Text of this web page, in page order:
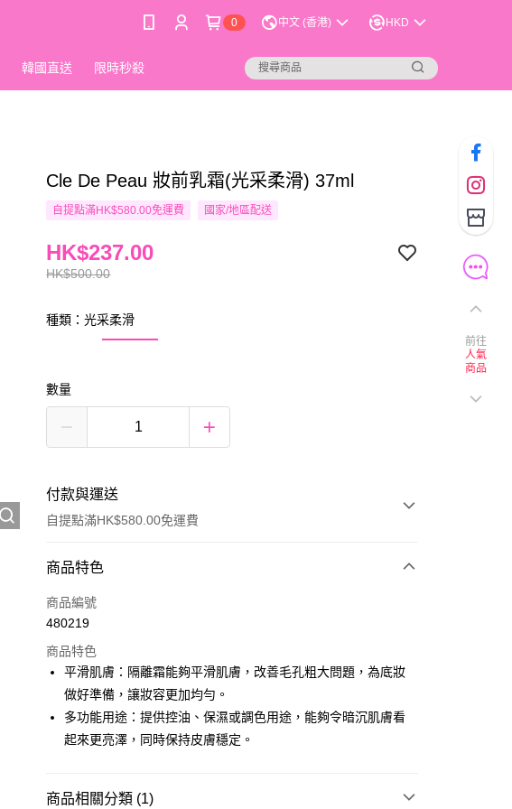
0 中文 (香港) HKD
韓國直送 限時秒殺
Cle De Peau 妝前乳霜(光采柔滑) 37ml
自提點滿HK$580.00免運費 國家/地區配送
HK$500.00
HK$237.00
種類：光采柔滑
數量
付款與運送
自提點滿HK$580.00免運費
付款方式
信用卡
Google Pay
AlipayHK
PayMe
其他轉帳方式
商品特色
商品編號
480219
商品特色
平滑肌膚：隔離霜能夠平滑肌膚，改善毛孔粗大問題，為底妝
做好準備，讓妝容更加均勻。
多功能用途：提供控油、保濕或調色用途，能夠令暗沉肌膚看
起來更亮澤，同時保持皮膚穩定。
商品相關分類 (1)
前往
人氣
商品